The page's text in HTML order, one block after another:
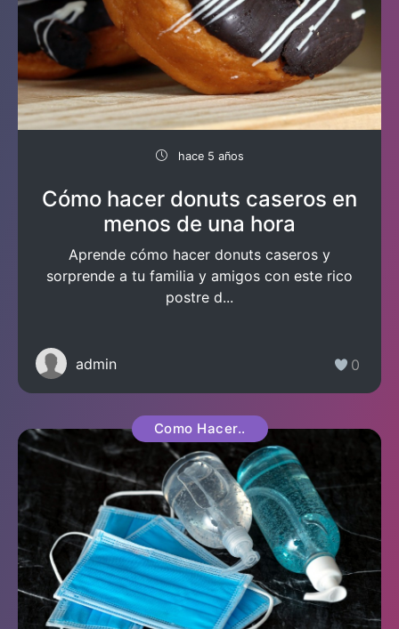
hace 5 años
Cómo hacer donuts caseros en
menos de una hora
Aprende cómo hacer donuts caseros y
sorprende a tu familia y amigos con este rico
postre d...
admin 0
Como Hacer..